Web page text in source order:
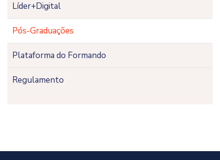
Líder+Digital
Pós-Graduações
Plataforma do Formando
Regulamento